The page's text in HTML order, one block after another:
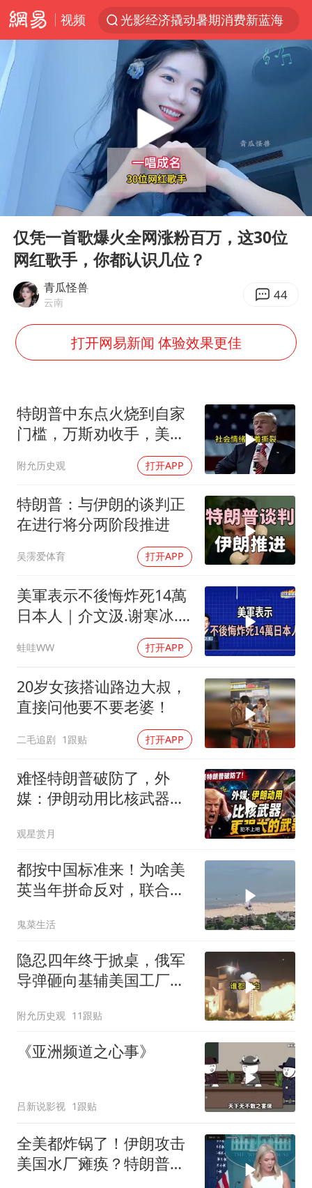
视频
光影经济撬动暑期消费新蓝海
宁夏运动会开幕
情侣平潭拍日出坠崖1死1伤
上四休三，但降薪1000元，你接受吗？
老挝国会主席赛宋蓬逝世
黄金牛市回来了吗
杭州全市有序停课
全民健身事业高质量发展
几元成本的AI广告导致千万市值蒸发
《欢迎来龙餐馆》口碑
乐享全民健身 共筑健康中国
Play
仅凭一首歌爆火全网涨粉百万，这30位
网红歌手，你都认识几位？
青瓜怪兽
云南 44
打开网易新闻 体验效果更佳
特朗普中东点火烧到自家
门槛，万斯劝收手，美国
附允历史观 打开APP
特朗普：与伊朗的谈判正
在进行将分两阶段推进
吴霶爱体育 打开APP
美軍表示不後悔炸死14萬
日本人｜介文汲.谢寒冰.
张延廷｜辣晚报20260806
蛙哇WW 打开APP
20岁女孩搭讪路边大叔，
直接问他要不要老婆！
二毛追剧 1跟贴 打开APP
难怪特朗普破防了，外
媒：伊朗动用比核武器更
观星赏月
都按中国标准来！为啥美
英当年拼命反对，联合国
鬼菜生活
隐忍四年终于掀桌，俄军
导弹砸向基辅美国工厂，
附允历史观 11跟贴
《亚洲频道之心事》
吕新说影视 1跟贴
全美都炸锅了！伊朗攻击
美国水厂瘫痪？特朗普却